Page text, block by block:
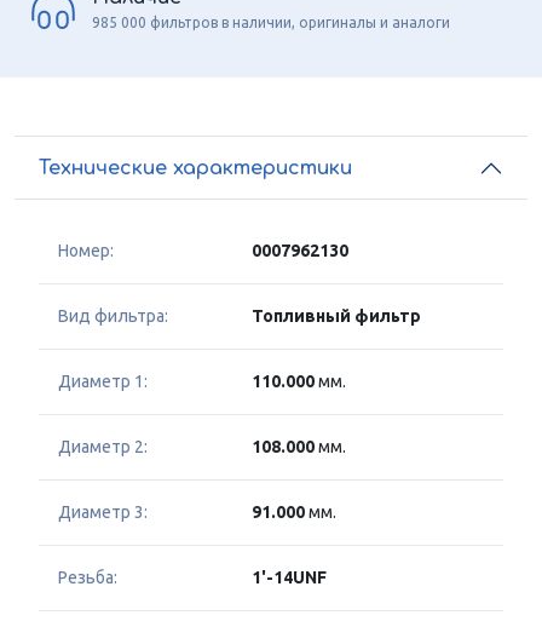
985 000 фильтров в наличии, оригиналы и аналоги
Технические характеристики
Номер: 0007962130
Вид фильтра: Топливный фильтр
Диаметр 1: 110.000мм.
Диаметр 2: 108.000мм.
Диаметр 3: 91.000мм.
Резьба: 1'-14UNF